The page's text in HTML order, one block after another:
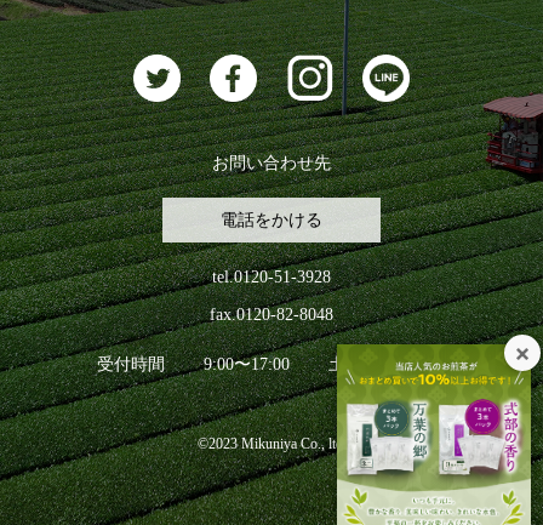
お茶に合うスイーツ
お問い合わせ先
電話をかける
tel.0120-51-3928
fax.0120-82-8048
受付時間 9:00〜17:00 土日祝日を除く
©2023 Mikuniya Co., ltd.